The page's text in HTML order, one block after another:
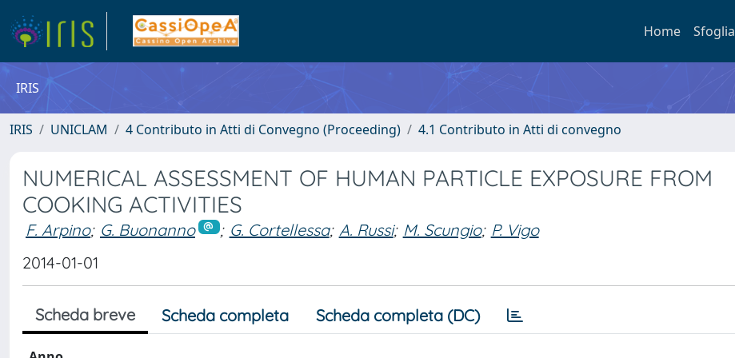
Home Sfoglia
IRIS
IRIS UNICLAM 4 Contributo in Atti di Convegno (Proceeding) 4.1 Contributo in Atti di convegno
NUMERICAL ASSESSMENT OF HUMAN PARTICLE EXPOSURE FROM
COOKING ACTIVITIES
F. Arpino; G. Buonanno ; G. Cortellessa; A. Russi; M. Scungio; P. Vigo
2014-01-01
Scheda breve Scheda completa Scheda completa (DC)